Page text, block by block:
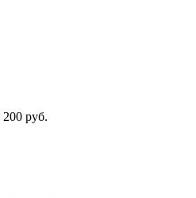
200 руб.